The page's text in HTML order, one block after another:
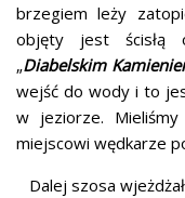
brzegiem leży
objęty jest ścisłą
„Diabelskim
wejść do wody i to
w jeziorze.
miejscowi wędkarze
Dalej szosa